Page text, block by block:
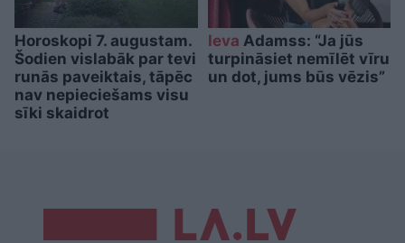
Horoskopi 7. augustam.
Šodien vislabāk par tevi
runās paveiktais, tāpēc
nav nepieciešams visu
sīki skaidrot
Ieva Adamss: “Ja jūs
turpināsiet nemīlēt vīru
un dot, jums būs vēzis”